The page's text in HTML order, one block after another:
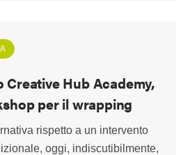
Creative Hub Academy,
per il wrapping
rispetto a un intervento
oggi, indiscutibilmente,